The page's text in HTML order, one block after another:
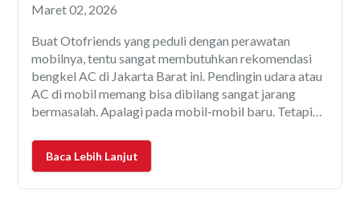
Maret 02, 2026
Buat Otofriends yang peduli dengan perawatan
mobilnya, tentu sangat membutuhkan rekomendasi
bengkel AC di Jakarta Barat ini. Pendingin udara atau
AC di mobil memang bisa dibilang sangat jarang
bermasalah. Apalagi pada mobil-mobil baru. Tetapi
perawatan berkala. Begitu juga kalau ada masalah
pada AC mobil. Tentu butuh
Baca Lebih Lanjut